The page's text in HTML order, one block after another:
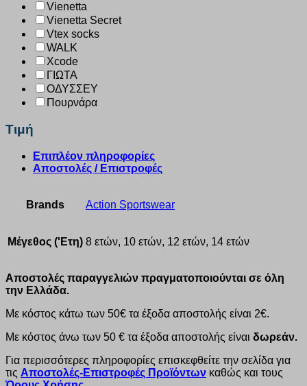
Vienetta
Vienetta Secret
Vtex socks
WALK
Xcode
ΓΙΩΤΑ
ΟΔΥΣΣΕΥ
Πουρνάρα
Τιμή
Επιπλέον πληροφορίες
Αποστολές / Επιστροφές
Brands Action Sportswear
Μέγεθος ('Ετη) 8 ετών, 10 ετών, 12 ετών, 14 ετών
Αποστολές παραγγελιών πραγματοποιούνται σε όλη
την Ελλάδα.
Με κόστος κάτω των 50€ τα έξοδα αποστολής είναι 2€.
Με κόστος άνω των 50 € τα έξοδα αποστολής είναι δωρεάν.
Για περισσότερες πληροφορίες επισκεφθείτε την σελίδα για
τις Αποστολές-Επιστροφές Προϊόντων καθώς και τους